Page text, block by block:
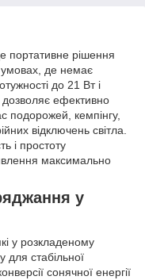
рішення
умовах, де немає
до 21 Вт і
дозволяє ефективно
подорожей, кемпінгу,
відключень світла.
і простоту
максимально
у
у розкладеному
для стабільної
сонячної енергії